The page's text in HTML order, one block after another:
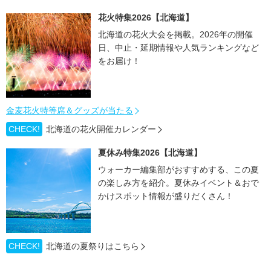
花火特集2026【北海道】
北海道の花火大会を掲載。2026年の開催
日、中止・延期情報や人気ランキングなど
をお届け！
金麦花火特等席＆グッズが当たる
CHECK!
北海道の花火開催カレンダー
夏休み特集2026【北海道】
ウォーカー編集部がおすすめする、この夏
の楽しみ方を紹介。夏休みイベント＆おで
かけスポット情報が盛りだくさん！
CHECK! 北海道の夏祭りはこちら